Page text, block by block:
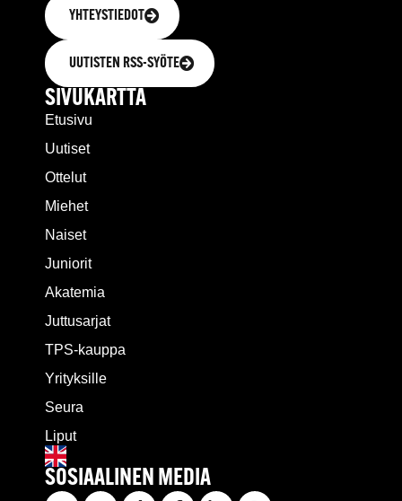
YHTEYSTIEDOT
UUTISTEN RSS-SYÖTE
SIVUKARTTA
Etusivu
Uutiset
Ottelut
Miehet
Naiset
Juniorit
Akatemia
Juttusarjat
TPS-kauppa
Yrityksille
Seura
Liput
SOSIAALINEN MEDIA